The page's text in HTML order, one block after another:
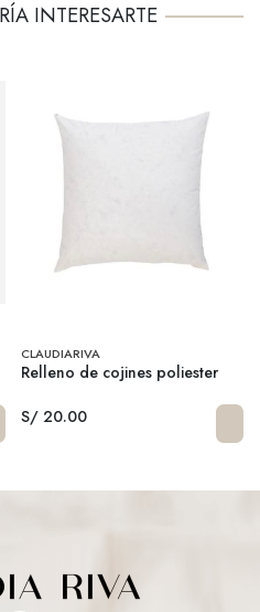
INTERESARTE
CLAUDIARIVA
Relleno de cojines poliester
S/ 20.00